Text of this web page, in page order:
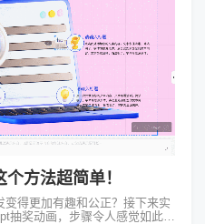
方法超简单！
得更加有趣和公正？接下来实
抽奖动画，步骤令人感觉如此清